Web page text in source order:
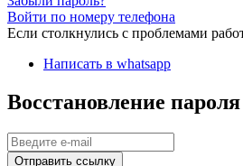
Войти по номеру телефона
Если столкнулись с проблемами
Написать в whatsapp
Восстановление пароля
Отправить ссылку